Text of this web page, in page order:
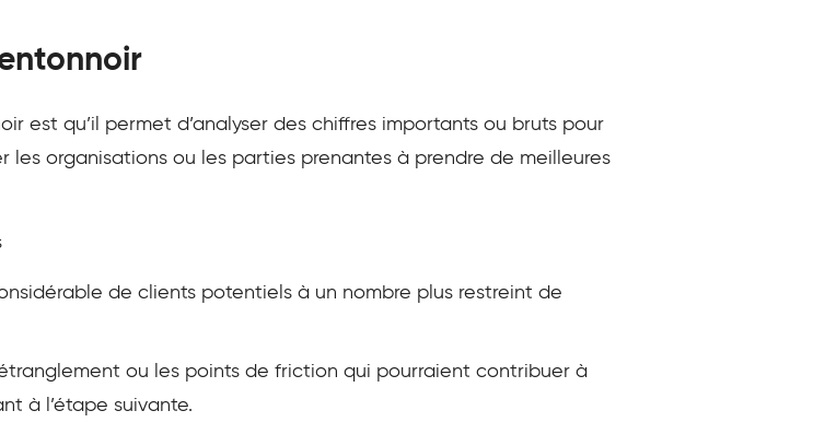
est qu’il permet d’analyser des chiffres importants ou bruts pour
les organisations ou les parties prenantes à prendre de meilleures
de clients potentiels à un nombre plus restreint de
ou les points de friction qui pourraient contribuer à
à l’étape suivante.